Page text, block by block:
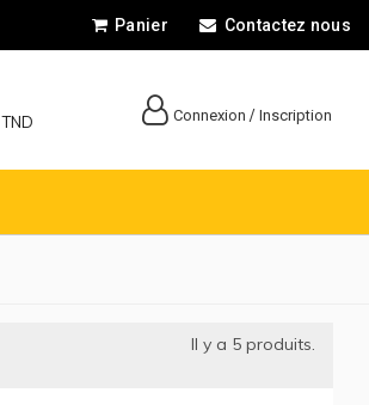
Panier Contactez nous
TND Connexion / Inscription
Il y a 5 produits.